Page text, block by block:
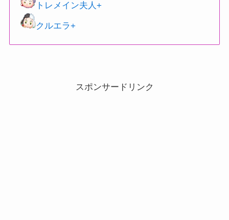
トレメイン夫人+
クルエラ+
スポンサードリンク